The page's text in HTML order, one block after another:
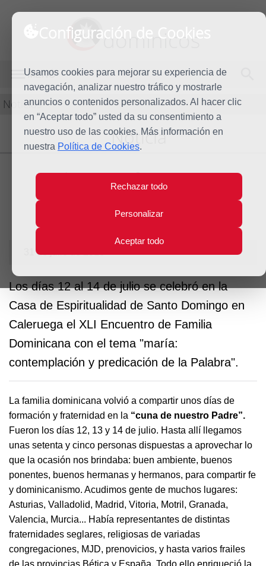
Configuración de Cookies
Usamos cookies para mejorar su experiencia de
navegación, analizar nuestro tráfico y mostrarle
anuncios o contenidos personalizados. Al hacer clic
en “Aceptar todo” usted da su consentimiento a
nuestro uso de las cookies. Más información en
nuestra Política de Cookies.
Rechazar todo
Personalizar
Aceptar todo
dominicos
MENÚ
Noticias
Noticia
Caleruega forever… XLI
Dominicana
31 de julio de 2013
Los días 12 al 14 de julio se celebró en la
Casa de Espiritualidad de Santo Domingo en
Caleruega el XLI Encuentro de Familia
Dominicana con el tema "maría:
contemplación y predicación de la Palabra".
La familia dominicana volvió a compartir unos días de
formación y fraternidad en la “cuna de nuestro Padre”.
Fueron los días 12, 13 y 14 de julio. Hasta allí llegamos
unas setenta y cinco personas dispuestas a aprovechar lo
que la ocasión nos brindaba: buen ambiente, buenos
ponentes, buenos hermanas y hermanos, para compartir fe
y dominicanismo. Acudimos gente de muchos lugares:
Asturias, Valladolid, Madrid, Vitoria, Motril, Granada,
Valencia, Murcia... Había representantes de distintas
fraternidades seglares, religiosas de variadas
congregaciones, MJD, prenovicios, y hasta varios frailes
de las provincias Bética y España. Todo ello enriqueció la